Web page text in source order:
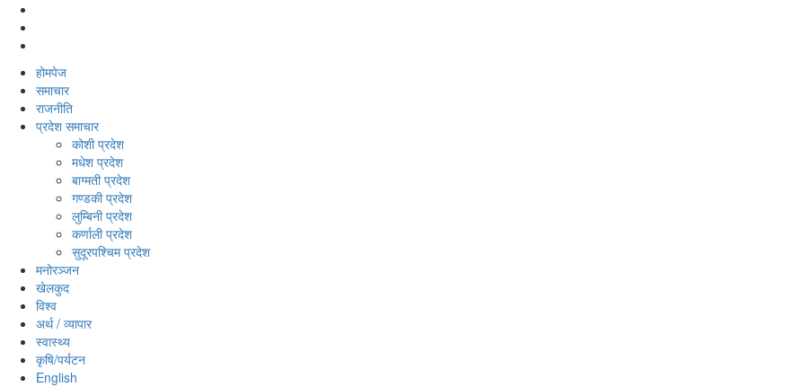
होमपेज
समाचार
राजनीति
प्रदेश समाचार
कोशी प्रदेश
मधेश प्रदेश
बाग्मती प्रदेश
गण्डकी प्रदेश
लुम्बिनी प्रदेश
कर्णाली प्रदेश
सुदूरपश्‍चिम प्रदेश
मनोरञ्‍जन
खेलकुद
विश्‍व
अर्थ / व्यापार
स्वास्थ्य
कृषि/पर्यटन
English